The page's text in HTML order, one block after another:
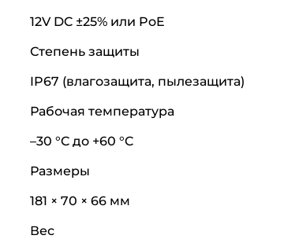
12V DC ±25% или PoE
Степень защиты
IP67 (влагозащита, пылезащита)
Рабочая температура
–30 °C до +60 °C
Размеры
181 × 70 × 66 мм
Вес